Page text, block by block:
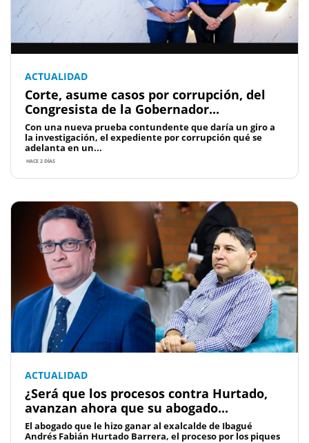
ACTUALIDAD
Corte, asume casos por corrupción, del
Congresista de la Gobernador...
Con una nueva prueba contundente que daría un giro a
la investigación, el expediente por corrupción qué se
adelanta en un...
HACE 2 DÍAS
ACTUALIDAD
¿Será que los procesos contra Hurtado,
avanzan ahora que su abogado...
El abogado que le hizo ganar al exalcalde de Ibagué
Andrés Fabián Hurtado Barrera, el proceso por los piques